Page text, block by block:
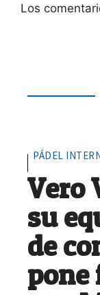
Los
PÁDEL
Vero
su
de
pone